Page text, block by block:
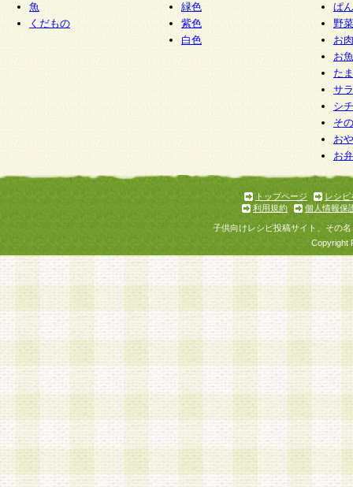
魚
くだもの
緑色
紫色
白色
ぱん
野
お
お
た
サ
シ
そ
お
お
トップページ
レシピ
利用規約
個人情報保
子供向けレシピ投稿サイト、その
Copyright